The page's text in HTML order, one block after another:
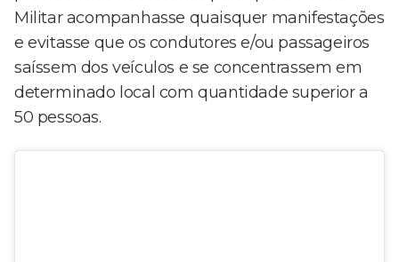
Militar acompanhasse quaisquer manifestações
e evitasse que os condutores e/ou passageiros
saíssem dos veículos e se concentrassem em
determinado local com quantidade superior a
50 pessoas.